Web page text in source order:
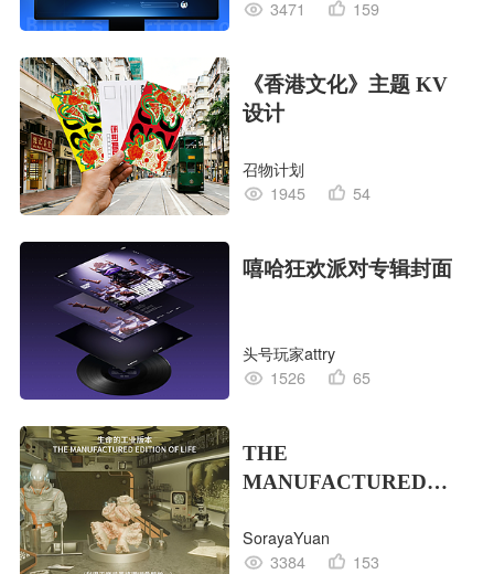
3471
159
《香港文化》主题 KV
设计
召物计划
1945
54
嘻哈狂欢派对专辑封面
头号玩家attry
1526
65
THE
MANUFACTURED
的工业版本
SorayaYuan
3384
153